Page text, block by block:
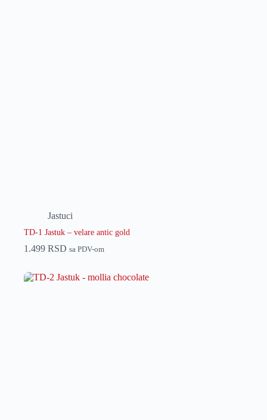
Jastuci
TD-1 Jastuk – velare antic gold
1.499 RSD sa PDV-om